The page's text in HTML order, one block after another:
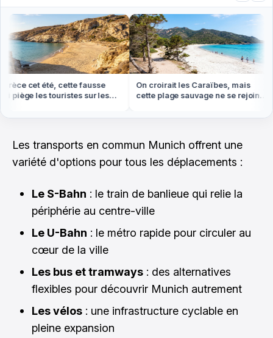
cet été, cette fausse
les touristes sur les
On croirait les Caraïbes, mais
cette plage sauvage ne se rejoint
Les transports en commun Munich offrent une
variété d'options pour tous les déplacements :
Le S-Bahn : le train de banlieue qui relie la
périphérie au centre-ville
Le U-Bahn : le métro rapide pour circuler au
cœur de la ville
Les bus et tramways : des alternatives
flexibles pour découvrir Munich autrement
Les vélos : une infrastructure cyclable en
pleine expansion